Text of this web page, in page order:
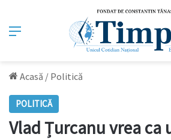
Meniu
Acasă / Politică
POLITICĂ
Vlad Țurcanu vrea ca